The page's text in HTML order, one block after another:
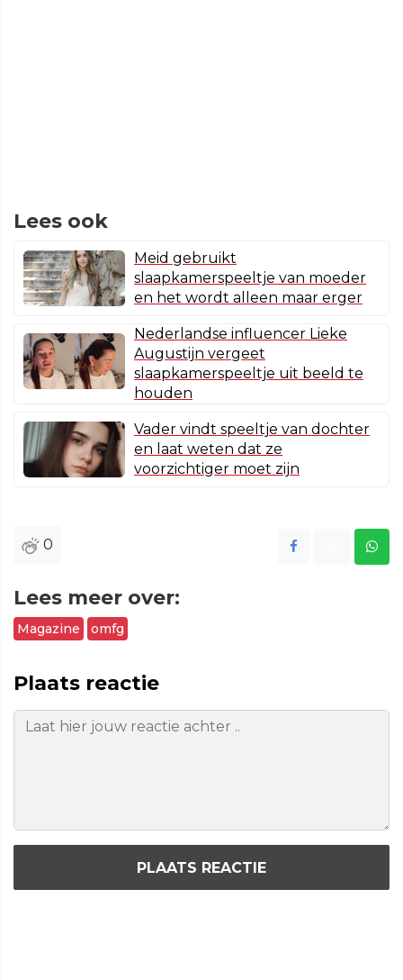
Lees ook
Meid gebruikt
slaapkamerspeeltje van moeder
en het wordt alleen maar erger
Nederlandse influencer Lieke
Augustijn vergeet
slaapkamerspeeltje uit beeld te
houden
Vader vindt speeltje van dochter
en laat weten dat ze
voorzichtiger moet zijn
0
Lees meer over:
Magazine omfg
Plaats reactie
PLAATS REACTIE